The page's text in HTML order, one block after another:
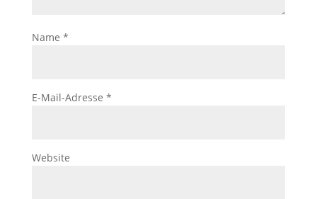
Name *
E-Mail-Adresse *
Website